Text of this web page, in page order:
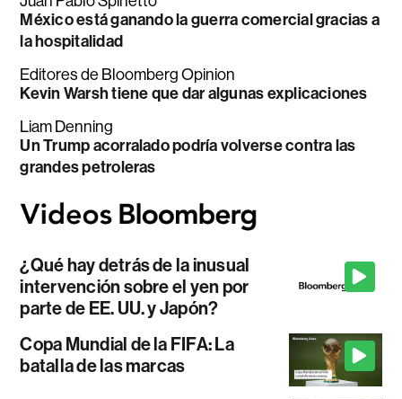
México está ganando la guerra comercial gracias a
la hospitalidad
Editores de Bloomberg Opinion
Kevin Warsh tiene que dar algunas explicaciones
Liam Denning
Un Trump acorralado podría volverse contra las
grandes petroleras
¿Qué hay detrás de la inusual
intervención sobre el yen por
parte de EE. UU. y Japón?
Copa Mundial de la FIFA: La
batalla de las marcas